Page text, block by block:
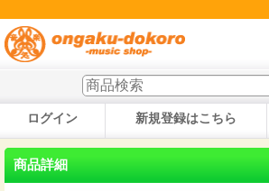
ログイン 新規登録はこちら
商品詳細